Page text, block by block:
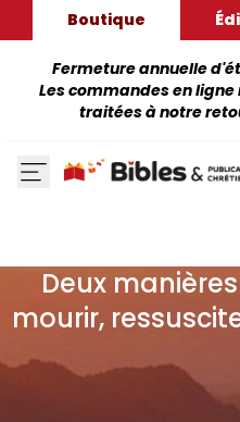
Boutique
Fermeture annuelle
Les commandes en
traitées à notre
Deux
mourir,